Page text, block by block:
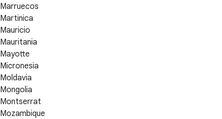
Marruecos
Martinica
Mauricio
Mauritania
Mayotte
Micronesia
Moldavia
Mongolia
Montserrat
Mozambique